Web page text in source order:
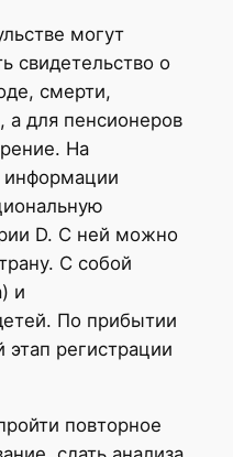
могут
свидетельство о
смерти,
а для пенсионеров
На
информации
D. С ней можно
С собой
и
По прибытии
регистрации
повторное